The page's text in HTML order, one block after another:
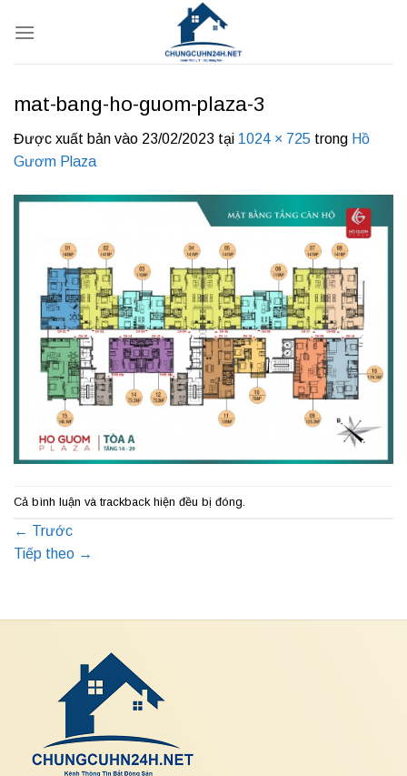
qua
mat-bang-ho-guom-plaza-3
Được xuất bản vào 23/02/2023 tại 1024 × 725 trong Hồ
Gươm Plaza
Cả bình luận và trackback hiện đều bị đóng.
← Trước
Tiếp theo →